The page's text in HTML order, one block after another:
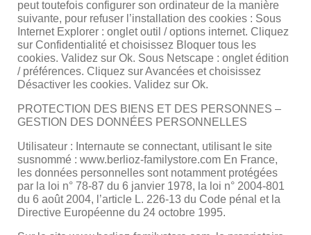
peut toutefois configurer son ordinateur de la manière
suivante, pour refuser l’installation des cookies : Sous
Internet Explorer : onglet outil / options internet. Cliquez
sur Confidentialité et choisissez Bloquer tous les
cookies. Validez sur Ok. Sous Netscape : onglet édition
/ préférences. Cliquez sur Avancées et choisissez
Désactiver les cookies. Validez sur Ok.
PROTECTION DES BIENS ET DES PERSONNES –
GESTION DES DONNÉES PERSONNELLES
Utilisateur : Internaute se connectant, utilisant le site
susnommé : www.berlioz-familystore.com En France,
les données personnelles sont notamment protégées
par la loi n° 78-87 du 6 janvier 1978, la loi n° 2004-801
du 6 août 2004, l’article L. 226-13 du Code pénal et la
Directive Européenne du 24 octobre 1995.